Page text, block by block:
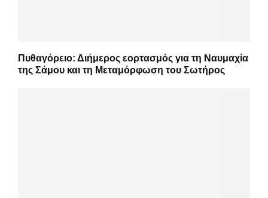
Πυθαγόρειο: Διήμερος εορτασμός για τη Ναυμαχία
της Σάμου και τη Μεταμόρφωση του Σωτήρος